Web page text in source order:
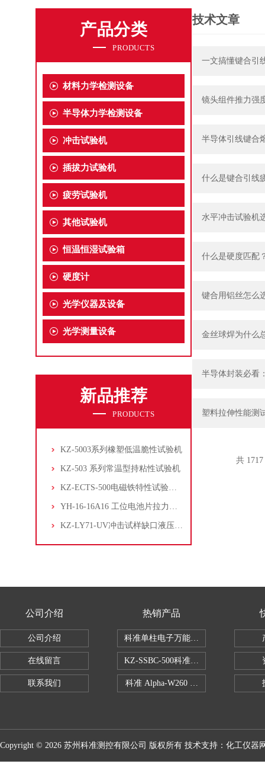
产品分类
PRODUCTS
材料力学检测设备
半导体力学检测设备
冲击试验机
插拔力试验机
疲劳试验机
其他试验机
恒温恒湿试验箱
硬度计
光学仪器及设备
光学测量设备
新品推荐
PRODUCTS
KZ-5003系列橡塑低温脆性试验机
KZ-503 系列常温型持粘性试验机
KZ-ECTS-500电磁铁特性试验系统
YH-16-16A16 工位电池片拉力试验机
KZ-LY71-UV冲击试样缺口液压拉床
技术文章
一文搞懂键合引
镜头组件推力强
半导体引线键合
什么是键合引线
水平冲击试验机
什么是硬度匹配
键合用铝丝怎么
金丝球焊为什么
半导体封装必看
塑料拉伸性能测
共
公司介绍
公司介绍
在线留言
联系我们
热销产品
科准单柱电子万能拉力机KZ-SSBC-500
KZ-SSBC-500科准单柱电子万能试验
科准 Alpha-W260 半导体全自动推拉
Copyright © 2026 苏州科准测控有限公司 版权所有 技术支持： 化工仪器